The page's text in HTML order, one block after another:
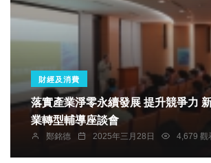
財經及消費
落實產業淨零永續發展 提升競爭力 新竹市辦理產
業轉型輔導座談會
鄭銘德 2025年三月28日 4,679 觀